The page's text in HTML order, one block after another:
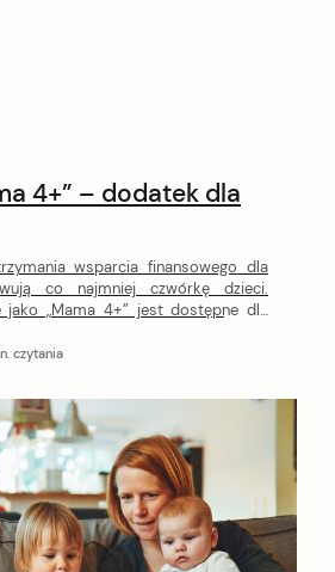
4+” – dodatek dla
wsparcia finansowego dla
co najmniej czwórkę dzieci.
jako „Mama 4+” jest dostępne dla
stabilności finansowej i
Program „Mama 4+” stanowi
czytania